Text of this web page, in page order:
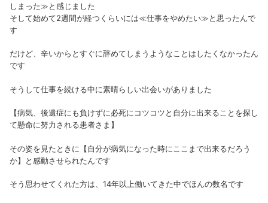
しまった≫と感じました
そして始めて2週間が経つくらいには≪仕事をやめたい≫と思ったんで
す
だけど、辛いからとすぐに辞めてしまうようなことはしたくなかったん
です
そうして仕事を続ける中に素晴らしい出会いがありました
【病気、後遺症にも負けずに必死にコツコツと自分に出来ることを探し
て懸命に努力される患者さま】
その姿を見たときに【自分が病気になった時にここまで出来るだろう
か】と感動させられたんです
そう思わせてくれた方は、14年以上働いてきた中でほんの数名です